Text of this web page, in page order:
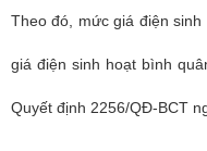
Theo đó, mức giá điện
giá điện sinh hoạt bình
Quyết định 2256/QĐ-BCT